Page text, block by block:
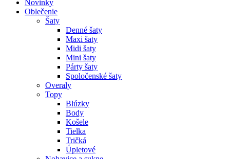
Novinky
Oblečenie
Šaty
Denné šaty
Maxi šaty
Midi šaty
Mini šaty
Párty šaty
Spoločenské šaty
Overaly
Topy
Blúzky
Body
Košele
Tielka
Tričká
Úpletové